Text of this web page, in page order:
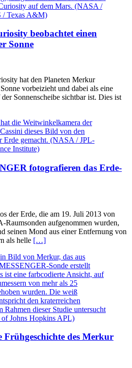
beobachtet einen
Sonne
hat den Planeten Merkur
vorbeizieht und dabei als eine
Sonnenscheibe sichtbar ist. Dies ist
fotografieren das Erde-
der Erde, die am 19. Juli 2013 von
Raumsonden aufgenommen wurden,
seinen Mond aus einer Entfernung von
als helle […]
Frühgeschichte des Merkur